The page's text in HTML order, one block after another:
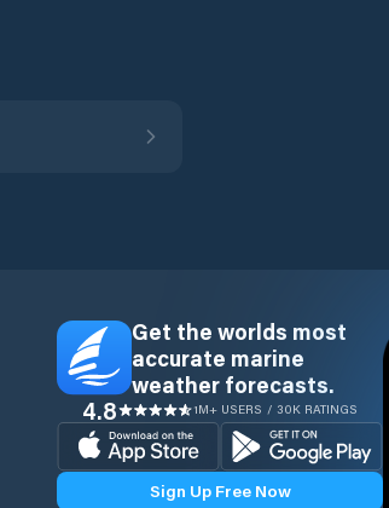
Get the worlds most
accurate marine
weather forecasts.
4.8 1M+ USERS / 30K RATINGS
Sign Up Free Now